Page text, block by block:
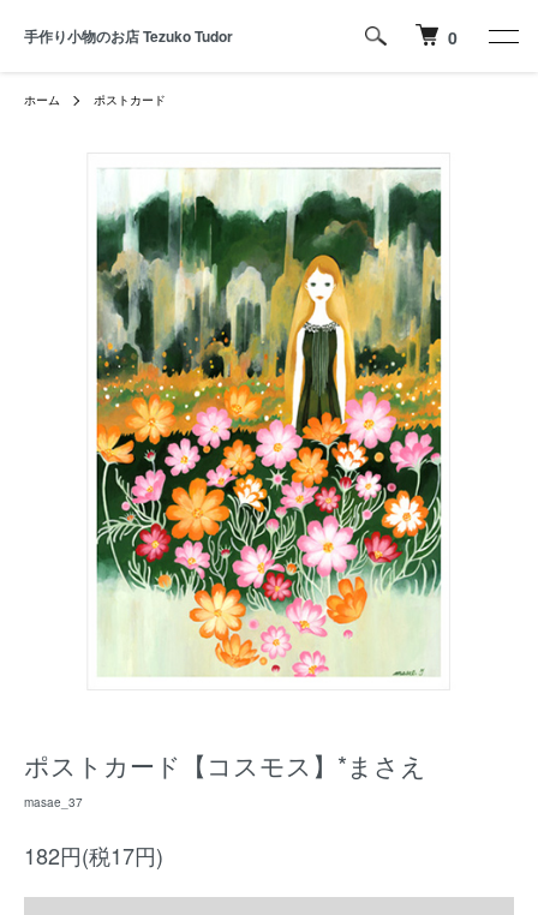
手作り小物のお店 Tezuko Tudor 0
ホーム ポストカード
ポストカード【コスモス】*まさえ
masae_37
182円(税17円)